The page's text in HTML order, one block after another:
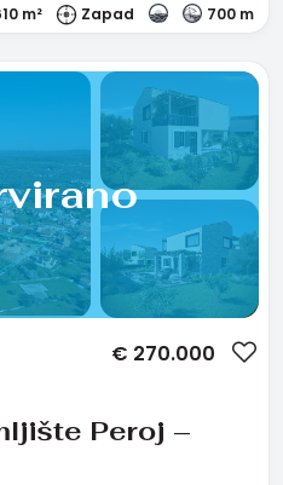
m² Zapad 700 m
€ 270.000
Peroj –